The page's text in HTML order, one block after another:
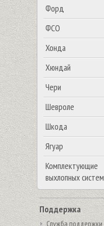
Форд
ФСО
Хонда
Хюндай
Чери
Шевроле
Шкода
Ягуар
Комплектующие
выхлопных систем
Поддержка
Служба поддержки